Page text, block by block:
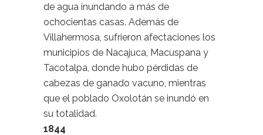
de agua inundando a más de
ochocientas casas. Además de
Villahermosa, sufrieron afectaciones los
municipios de Nacajuca, Macuspana y
Tacotalpa, donde hubo pérdidas de
cabezas de ganado vacuno, mientras
que el poblado Oxolotán se inundó en
su totalidad.
1844